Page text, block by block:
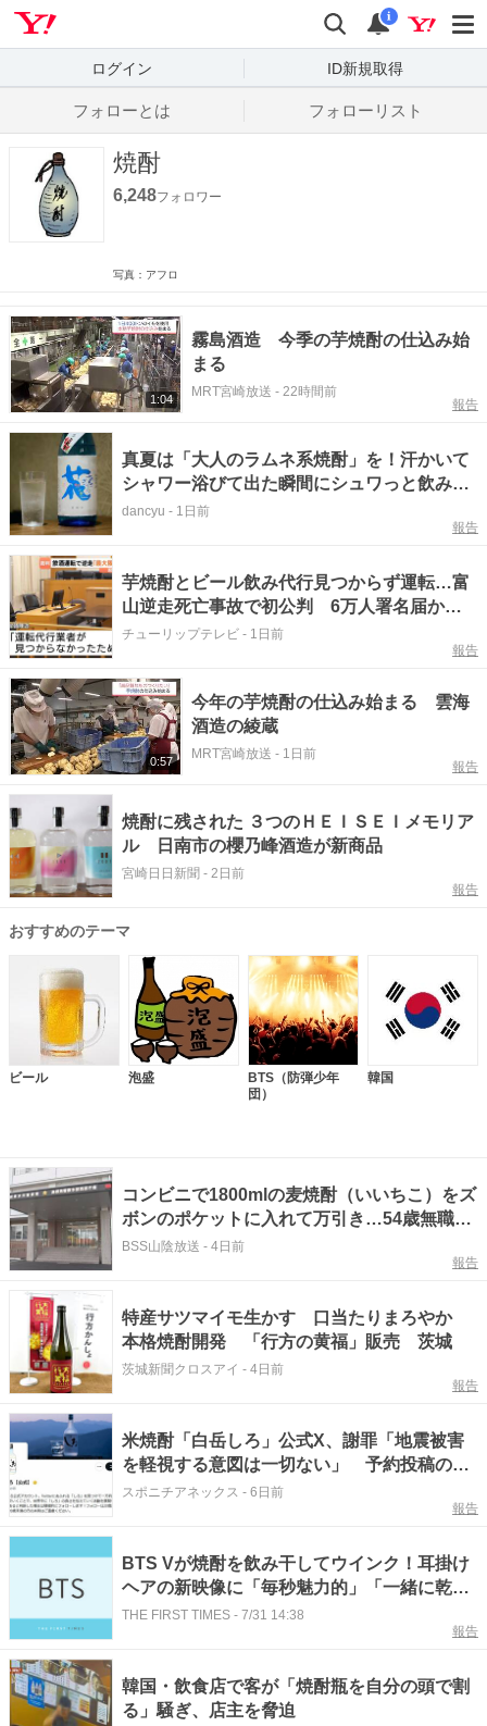
検索
通知
i
ログイン ID新規取得
フォローとは フォローリスト
焼酎
6,248フォロワー
写真：アフロ
1:04
霧島酒造 今季の芋焼酎の仕込み始
まる
MRT宮崎放送 - 22時間前
報告
真夏は「大人のラムネ系焼酎」を！汗かいて
シャワー浴びて出た瞬間にシュワっと飲みた
い「夏限定 あさぎりの花」／「鳥酎 神田大手
dancyu - 1日前
報告
芋焼酎とビール飲み代行見つからず運転…富
山逆走死亡事故で初公判 6万人署名届かず
過失運転致死罪 遺族「最大年数の量刑
チューリップテレビ - 1日前
報告
0:57
今年の芋焼酎の仕込み始まる 雲海
酒造の綾蔵
MRT宮崎放送 - 1日前
報告
焼酎に残された ３つのＨＥＩＳＥＩメモリア
ル 日南市の櫻乃峰酒造が新商品
宮崎日日新聞 - 2日前
報告
おすすめのテーマ
ビール 泡盛
BTS（防弾少年
団）
韓国
コンビニで1800mlの麦焼酎（いいちこ）をズ
ボンのポケットに入れて万引き…54歳無職の
男を逮捕 他の商品は会計していた 「覚え
BSS山陰放送 - 4日前
報告
特産サツマイモ生かす 口当たりまろやか
本格焼酎開発 「行方の黄福」販売 茨城
茨城新聞クロスアイ - 4日前
報告
米焼酎「白岳しろ」公式X、謝罪「地震被害
を軽視する意図は一切ない」 予約投稿の解
除漏れ
スポニチアネックス - 6日前
報告
BTS Vが焼酎を飲み干してウインク！耳掛け
ヘアの新映像に「毎秒魅力的」「一緒に乾杯
したい」と反響
THE FIRST TIMES - 7/31 14:38
報告
韓国・飲食店で客が「焼酎瓶を自分の頭で割
る」騒ぎ、店主を脅迫